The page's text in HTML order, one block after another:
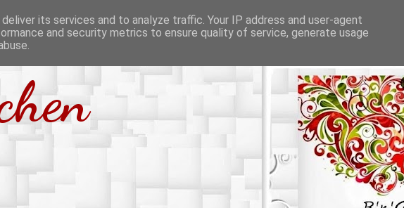
its services and to analyze traffic. Your IP address and user-agent
and security metrics to ensure quality of service, generate usage